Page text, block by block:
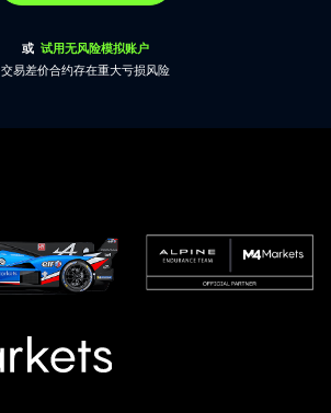
或 试用无风险模拟账户
交易差价合约存在重大亏损风险
M4Markets